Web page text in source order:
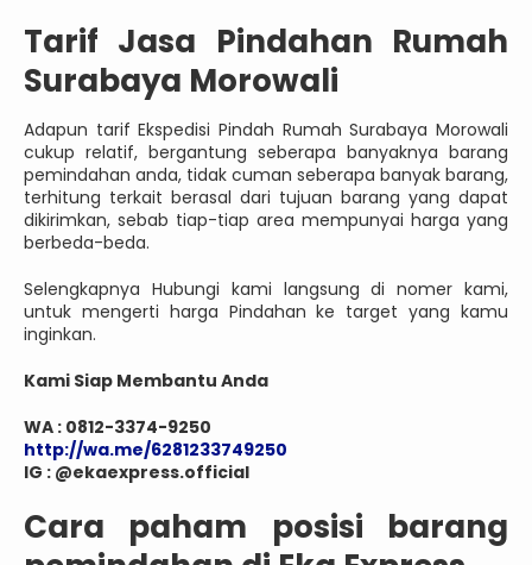
Tarif Jasa Pindahan Rumah
Surabaya Morowali
Adapun tarif Ekspedisi Pindah Rumah Surabaya Morowali
cukup relatif, bergantung seberapa banyaknya barang
pemindahan anda, tidak cuman seberapa banyak barang,
terhitung terkait berasal dari tujuan barang yang dapat
dikirimkan, sebab tiap-tiap area mempunyai harga yang
berbeda-beda.
Selengkapnya Hubungi kami langsung di nomer kami,
untuk mengerti harga Pindahan ke target yang kamu
inginkan.
Kami Siap Membantu Anda
WA : 0812-3374-9250
http://wa.me/6281233749250
IG : @ekaexpress.official
Cara paham posisi barang